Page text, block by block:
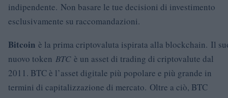
indipendente. Non basare le tue decisioni di investimento
esclusivamente su raccomandazioni.
Bitcoin è la prima criptovaluta ispirata alla blockchain. Il
nuovo token BTCè un asset di trading di criptovalute dal
2011. BTC è l’asset digitale più popolare e più grande in
termini di capitalizzazione di mercato. Oltre a ciò, BTC